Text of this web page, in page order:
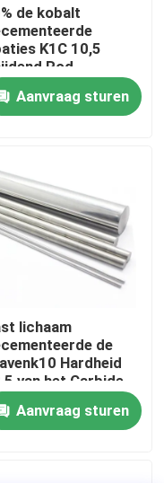
de kobalt
K1C 10,5
Rod
Alloy van het
Aanvraag sturen
lichaam
de
Hardheid
van het Carbide
Hulpmiddel
Grey Iron Metal
Aanvraag sturen